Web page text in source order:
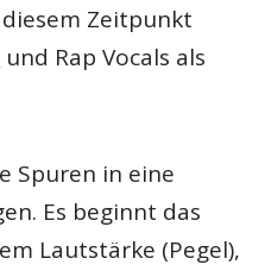
Zeitpunkt
und Rap Vocals als
Spuren in eine
Es beginnt das
Lautstärke (Pegel),